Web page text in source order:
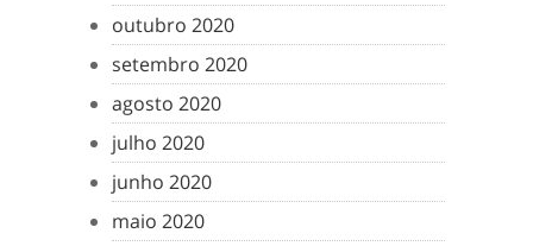
outubro 2020
setembro 2020
agosto 2020
julho 2020
junho 2020
maio 2020